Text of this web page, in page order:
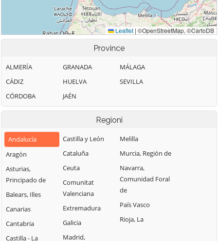
Province
ALMERÍA
CÁDIZ
CÓRDOBA
GRANADA
HUELVA
JAÉN
MÁLAGA
SEVILLA
Regioni
Andalucía
Aragón
Asturias,
Principado de
Balears, Illes
Canarias
Cantabria
Castilla - La
Castilla y León
Cataluña
Ceuta
Comunitat
Valenciana
Extremadura
Galicia
Madrid,
Melilla
Murcia, Región de
Navarra,
Comunidad Foral
de
País Vasco
Rioja, La